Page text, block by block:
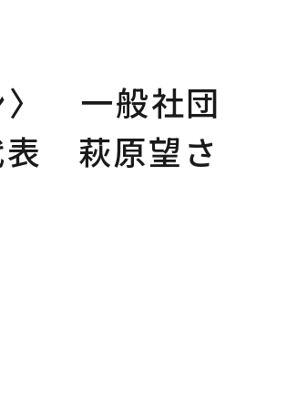
〉 一般社団
萩原望さ